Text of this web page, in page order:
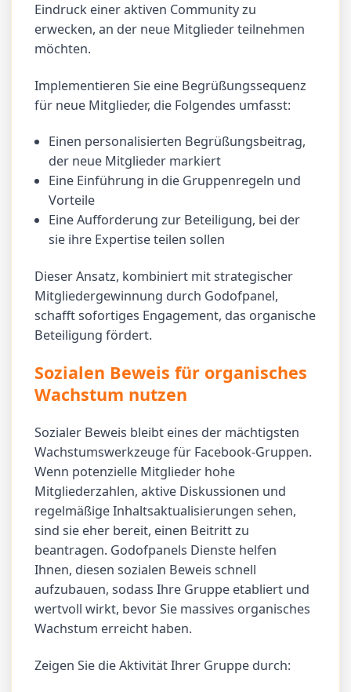
Eindruck einer aktiven Community zu
erwecken, an der neue Mitglieder teilnehmen
möchten.
Implementieren Sie eine Begrüßungssequenz
für neue Mitglieder, die Folgendes umfasst:
Einen personalisierten Begrüßungsbeitrag,
der neue Mitglieder markiert
Eine Einführung in die Gruppenregeln und
Vorteile
Eine Aufforderung zur Beteiligung, bei der
sie ihre Expertise teilen sollen
Dieser Ansatz, kombiniert mit strategischer
Mitgliedergewinnung durch Godofpanel,
schafft sofortiges Engagement, das organische
Beteiligung fördert.
Sozialen Beweis für organisches
Wachstum nutzen
Sozialer Beweis bleibt eines der mächtigsten
Wachstumswerkzeuge für Facebook-Gruppen.
Wenn potenzielle Mitglieder hohe
Mitgliederzahlen, aktive Diskussionen und
regelmäßige Inhaltsaktualisierungen sehen,
sind sie eher bereit, einen Beitritt zu
beantragen. Godofpanels Dienste helfen
Ihnen, diesen sozialen Beweis schnell
aufzubauen, sodass Ihre Gruppe etabliert und
wertvoll wirkt, bevor Sie massives organisches
Wachstum erreicht haben.
Zeigen Sie die Aktivität Ihrer Gruppe durch: